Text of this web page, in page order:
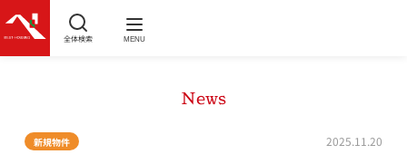
全体検索 MENU
News
新規物件 2025.11.20